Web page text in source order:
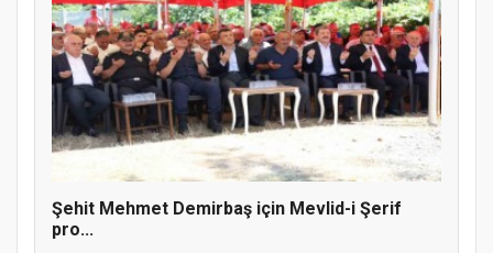
Şehit Mehmet Demirbaş için Mevlid-i Şerif
pro...